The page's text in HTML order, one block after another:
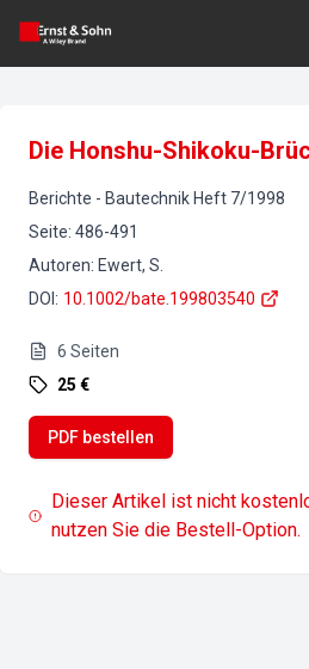
Die Honshu-Shikoku-
Berichte - Bautechnik Heft 7/1998
Seite: 486-491
Autoren: Ewert, S.
DOI : 10.1002/bate.199803540
6 Seiten
25 €
PDF bestellen
Dieser Artikel ist nicht
nutzen Sie die Bestell-Option.